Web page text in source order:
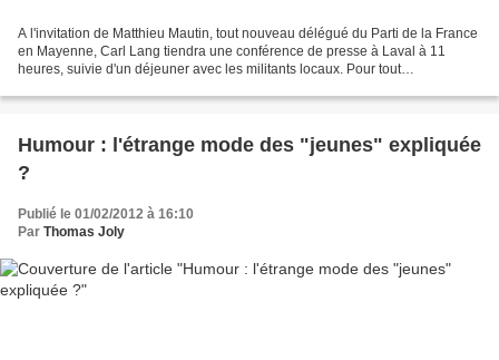
A l'invitation de Matthieu Mautin, tout nouveau délégué du Parti de la France
en Mayenne, Carl Lang tiendra une conférence de presse à Laval à 11
heures, suivie d'un déjeuner avec les militants locaux. Pour tout
Humour : l'étrange mode des "jeunes" expliquée
?
Publié le 01/02/2012 à 16:10
Par Thomas Joly